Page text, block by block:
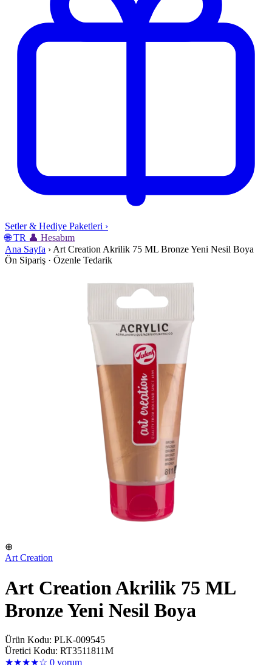
Setler & Hediye Paketleri ›
🌐 TR 👤 Hesabım
Ana Sayfa › Art Creation Akrilik 75 ML Bronze Yeni Nesil Boya
Ön Sipariş · Özenle Tedarik
⊕
Art Creation
Art Creation Akrilik 75 ML
Bronze Yeni Nesil Boya
Ürün Kodu: PLK-009545
Üretici Kodu: RT3511811M
★★★★☆ 0 yorum